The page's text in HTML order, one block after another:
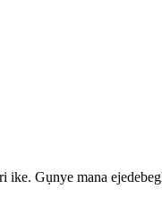
Gụnye mana